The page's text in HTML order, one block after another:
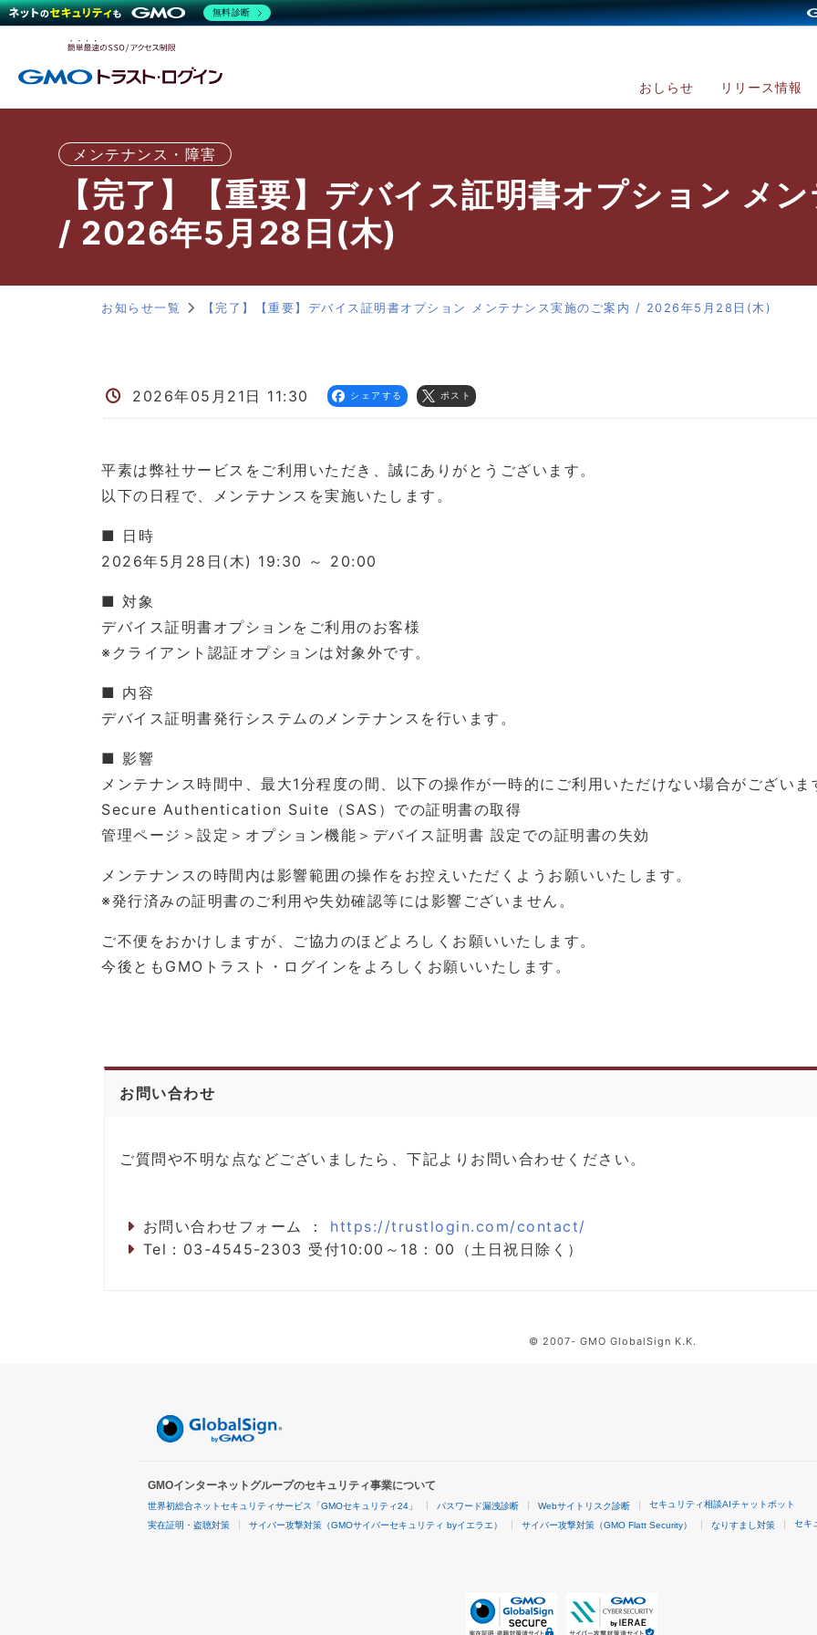
おしらせ リリース情報
メンテナンス・障害
【完了】【重要】デバイス証明書オプション メ
/ 2026年5月28日(木)
お知らせ一覧 【完了】【重要】デバイス証明書オプション メンテナンス実施のご案内 / 2026年5月28日(木)
2026年05月21日 11:30 シェアする ポスト
平素は弊社サービスをご利用いただき、誠にありがとうございます。
以下の日程で、メンテナンスを実施いたします。
■ 日時
2026年5月28日(木) 19:30 ～ 20:00
■ 対象
デバイス証明書オプションをご利用のお客様
※クライアント認証オプションは対象外です。
■ 内容
デバイス証明書発行システムのメンテナンスを行います。
■ 影響
メンテナンス時間中、最大1分程度の間、以下の操作が一時的にご利用いただけない場合がございま
Secure Authentication Suite（SAS）での証明書の取得
管理ページ＞設定＞オプション機能＞デバイス証明書 設定での証明書の失効
メンテナンスの時間内は影響範囲の操作をお控えいただくようお願いいたします。
※発行済みの証明書のご利用や失効確認等には影響ございません。
ご不便をおかけしますが、ご協力のほどよろしくお願いいたします。
今後ともGMOトラスト・ログインをよろしくお願いいたします。
お問い合わせ
ご質問や不明な点などございましたら、下記よりお問い合わせください。
お問い合わせフォーム ： https://trustlogin.com/contact/
Tel：03-4545-2303 受付10:00～18：00（土日祝日除く）
© 2007- GMO GlobalSign K.K.
GMOインターネットグループのセキュリティ事業について
世界初総合ネットセキュリティサービス「GMOセキュリティ24」 パスワード漏洩診断 Webサイトリスク診断 セキュリティ相談AIチャットボット
実在証明・盗聴対策 サイバー攻撃対策（GMOサイバーセキュリティ byイエラエ） サイバー攻撃対策（GMO Flatt Security） なりすまし対策 セキ
無料診断